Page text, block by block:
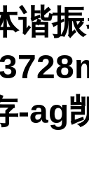
谐
-ag